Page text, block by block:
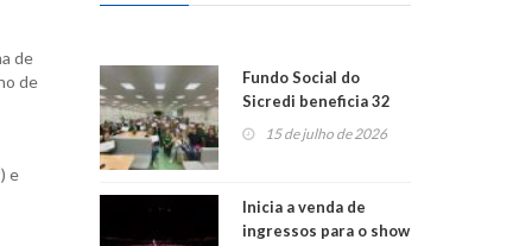
de
de
e
Fundo Social do
Sicredi beneficia 32
projetos em
15 de julho de 2026
Inicia a venda de
ingressos para o show